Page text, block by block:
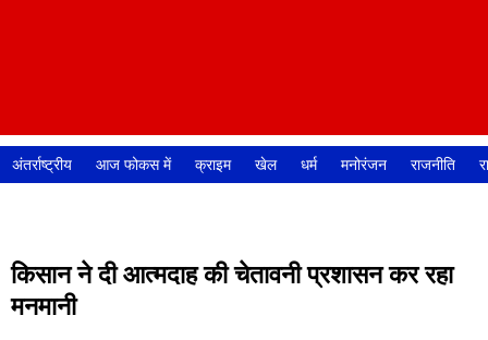
अंतर्राष्ट्रीय आज फोकस में क्राइम खेल धर्म मनोरंजन राजनीति
किसान ने दी आत्मदाह की चेतावनी प्रशासन कर रहा
मनमानी